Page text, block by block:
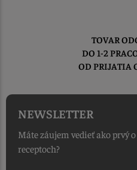
TOVAR
DO 1-2
OD PRIJATIA
NEWSLETTER
Máte záujem vedieť ako prvý
receptoch?